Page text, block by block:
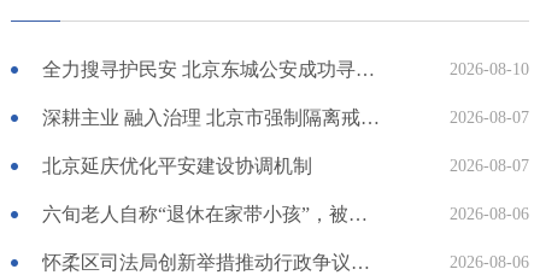
全力搜寻护民安 北京东城公安成功寻回走失八旬老人 2026-08-10
深耕主业 融入治理 北京市强制隔离戒毒所构建禁毒工作新格局 2026-08-07
北京延庆优化平安建设协调机制 2026-08-07
六旬老人自称“退休在家带小孩”，被撞伤后索赔1万误工费，法院怎么判？ 2026-08-06
怀柔区司法局创新举措推动行政争议实质性化解 超九成行政复议案件实现案结事了 2026-08-06